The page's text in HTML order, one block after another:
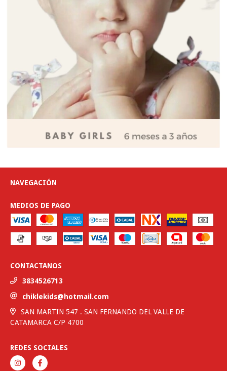
NAVEGACIÓN
MEDIOS DE PAGO
CONTACTANOS
3834526713
chiklekids@hotmail.com
SAN MARTIN 547 . SAN FERNANDO DEL VALLE DE
CATAMARCA C/P 4700
REDES SOCIALES